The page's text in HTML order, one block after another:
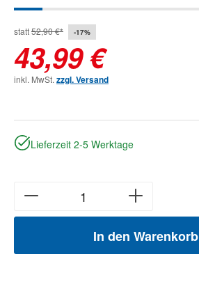
statt52,90 €* -17%
43,99 €
inkl. MwSt. zzgl. Versand
Lieferzeit 2-5 Werktage
In den Warenkorb